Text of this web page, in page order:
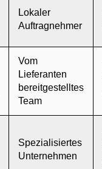
Lokaler
Auftragnehmer
Vom
Lieferanten
bereitgestelltes
Team
Spezialisiertes
Unternehmen